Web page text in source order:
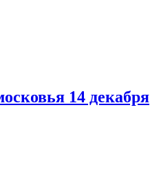
14 декабря